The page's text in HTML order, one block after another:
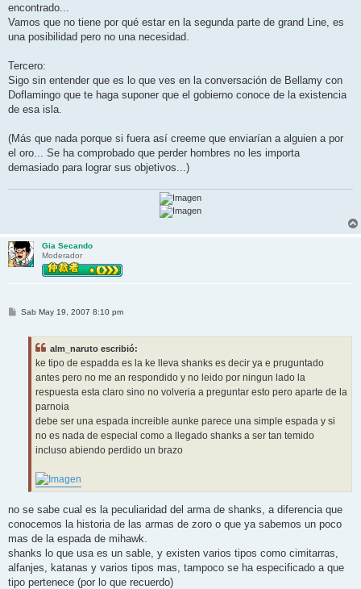
encontrado...
Vamos que no tiene por qué estar en la segunda parte de grand Line, es
una posibilidad pero no una necesidad.
Tercero:
Sigo sin entender que es lo que ves en la conversación de Bellamy con
Doflamingo que te haga suponer que el gobierno conoce de la existencia
de esa isla.
(Más que nada porque si fuera así creeme que enviarían a alguien a por
el oro... Se ha comprobado que perder hombres no les importa
demasiado para lograr sus objetivos...)
Gia Secando
Moderador
MSab May 19, 2007 8:10 pm
alm_naruto escribió:
ke tipo de espadda es la ke lleva shanks es decir ya e pruguntado
antes pero no me an respondido y no leido por ningun lado la
respuesta esta claro sino no volveria a preguntar esto pero aparte de la
parnoia
debe ser una espada increible aunke parece una simple espada y si
no es nada de especial como a llegado shanks a ser tan temido
incluso abiendo perdido un brazo
no se sabe cual es la peculiaridad del arma de shanks, a diferencia que
conocemos la historia de las armas de zoro o que ya sabemos un poco
mas de la espada de mihawk.
shanks lo que usa es un sable, y existen varios tipos como cimitarras,
alfanjes, katanas y varios tipos mas, tampoco se ha especificado a que
tipo pertenece (por lo que recuerdo)